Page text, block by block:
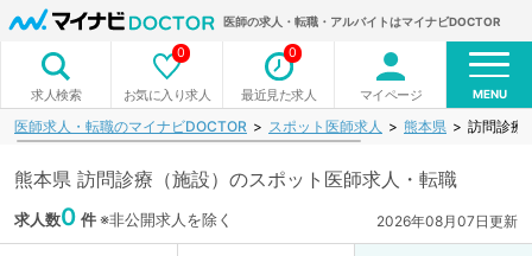
医師の求人・転職・アルバイトはマイナビDOCTOR
求人検索 お気に入り求人
0
最近見た求人
0
マイページ MENU
医師求人・転職のマイナビDOCTOR スポット医師求人 熊本県 訪問診療
熊本県 訪問診療（施設）のスポット医師求人・転職
求人数0 件※非公開求人を除く 2026年08月07日更新